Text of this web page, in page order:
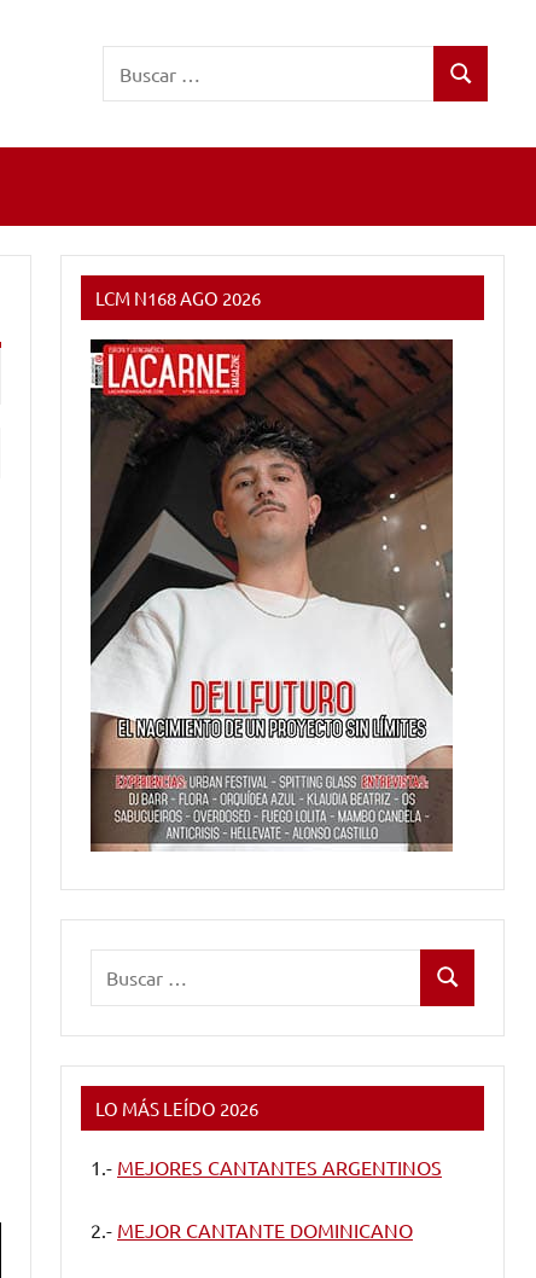
Buscar
LCM N168 AGO 2026
Buscar
LO MÁS LEÍDO 2026
1.- MEJORES CANTANTES ARGENTINOS
2.- MEJOR CANTANTE DOMINICANO